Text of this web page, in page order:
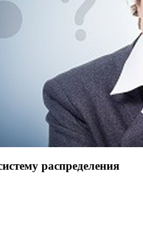
распределения